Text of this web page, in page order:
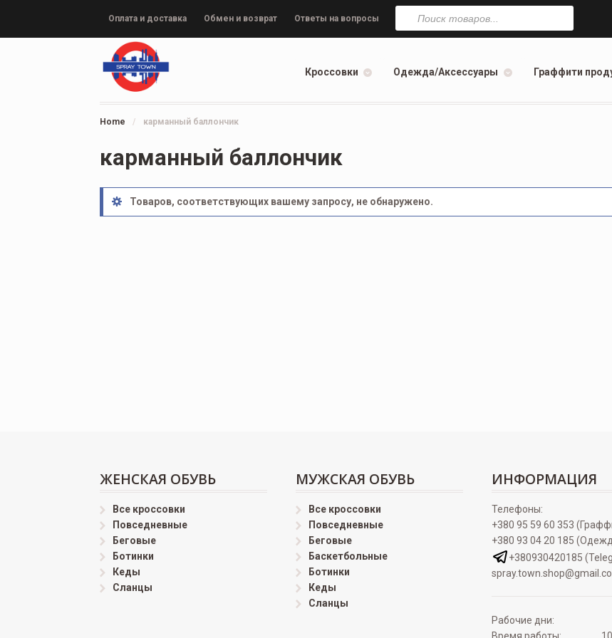
Оплата и доставка Обмен и возврат Ответы на вопросы
Поиск
товаров
Кроссовки Одежда/Аксессуары Граффити
Home / карманный баллончик
карманный баллончик
Товаров, соответствующих вашему запросу, не обнаружено.
ЖЕНСКАЯ ОБУВЬ
Все кроссовки
Повседневные
Беговые
Ботинки
Кеды
Сланцы
МУЖСКАЯ ОБУВЬ
Все кроссовки
Повседневные
Беговые
Баскетбольные
Ботинки
Кеды
Сланцы
ИНФОРМАЦИЯ
Телефоны:
+380 95 59 60 353
+380 93 04 20 185
+380930420185
Рабочие дни: